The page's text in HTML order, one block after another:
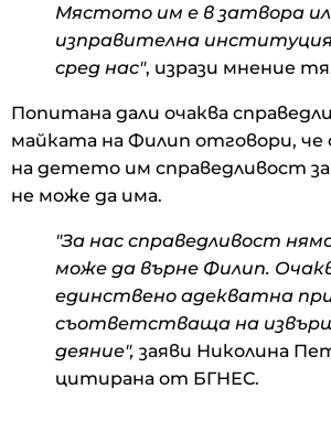
Мястото им е в затвора
изправителна
сред нас", изрази мнение
Попитана дали очаква
майката на Филип отговори, че
на детето им справедливост
не може да има.
"За нас справедливост
може да върне Филип.
единствено адекватна
съответстваща на
деяние", заяви Николина
цитирана от БГНЕС.